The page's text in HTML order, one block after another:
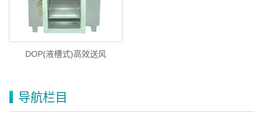
DOP(液槽式)高效送风
导航栏目